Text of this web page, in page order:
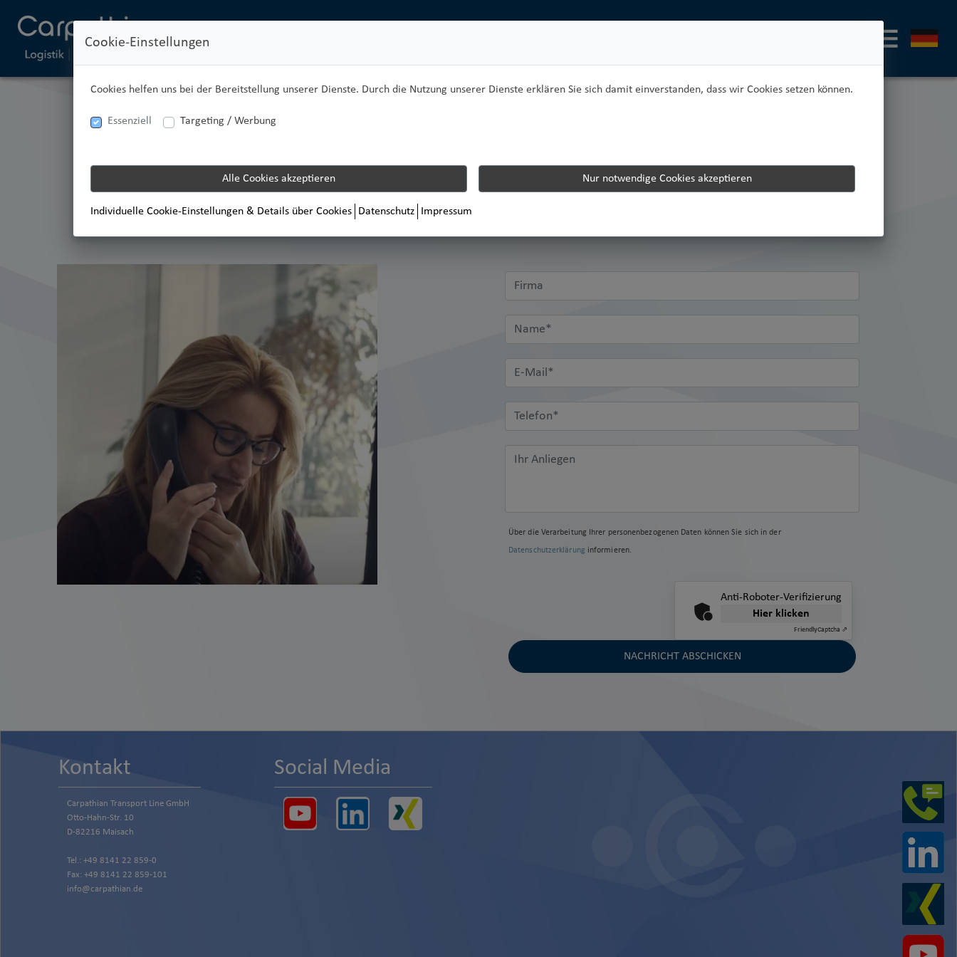
INDIVIDUELLE FRAGEN
Antworten genau abgestimmt auf die Fragestellungen Ihrer Logistik
Über die Verarbeitung Ihrer personenbezogenen Daten können Sie sich in der
Datenschutzerklärung informieren.
Anti-Roboter-Verifizierung
Hier klicken
FriendlyCaptcha ⇗
NACHRICHT ABSCHICKEN
Kontakt
Carpathian Transport Line GmbH
Otto-Hahn-Str. 10
D-82216 Maisach
Tel.: +49 8141 22 859-0
Fax: +49 8141 22 859-101
info@carpathian.de
Social Media
Cookie-Einstellungen
Cookies helfen uns bei der Bereitstellung unserer Dienste. Durch die Nutzung unserer Dienste erklären Sie sich damit einverstanden, dass wir Cookies setzen können.
Essenziell Targeting / Werbung
Alle Cookies akzeptieren Nur notwendige Cookies akzeptieren
Individuelle Cookie-Einstellungen & Details über Cookies Datenschutz Impressum